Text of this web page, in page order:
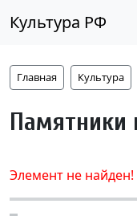
Культура РФ
Главная Культура
Памятники
Элемент не найден!